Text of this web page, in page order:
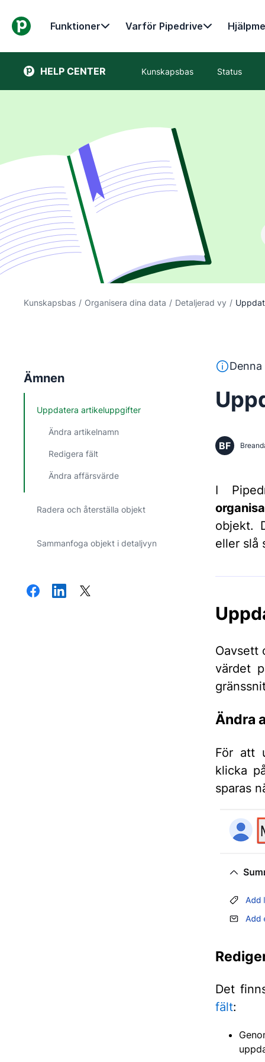
Funktioner Varför Pipedrive
HELP CENTER Kunskapsbas Status
Kunskapsbas / Organisera dina data / Detaljerad vy /
Ämnen
Uppdatera artikeluppgifter
Ändra artikelnamn
Redigera fält
Ändra affärsvärde
Radera och återställa objekt
Sammanfoga objekt i detaljvyn
Denna
BF
I
objekt.
eller slå
Oavsett
värdet
Ändra
För att
klicka
sparas
Det
fält: